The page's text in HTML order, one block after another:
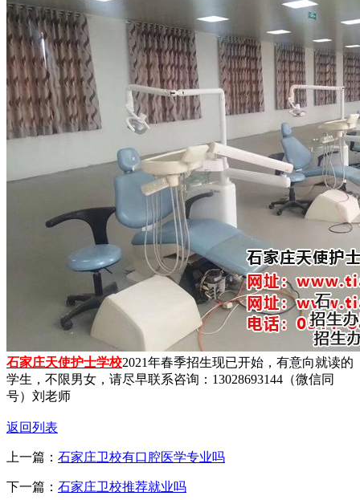
石家庄天使护士学校2021年春季招生现已开始，有意向就读的
学生，不限男女，请尽早联系咨询：13028693144（微信同
号）刘老师
返回列表
上一篇： 石家庄卫校有口腔医学专业吗
下一篇： 石家庄卫校推荐就业吗